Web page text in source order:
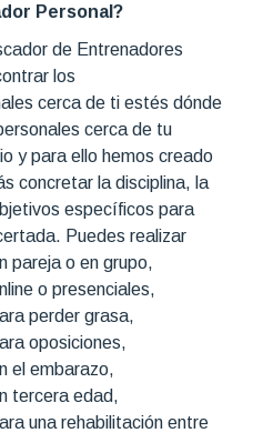
Personal?
de Entrenadores
los
cerca de ti estés dónde
cerca de tu
y para ello hemos creado
concretar la disciplina, la
específicos para
Puedes realizar
pareja o en grupo,
o presenciales,
perder grasa,
oposiciones,
el embarazo,
tercera edad,
una rehabilitación entre